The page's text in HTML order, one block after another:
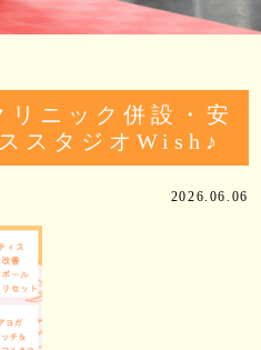
リニック併設・安
スタジオWish♪
2026.06.06